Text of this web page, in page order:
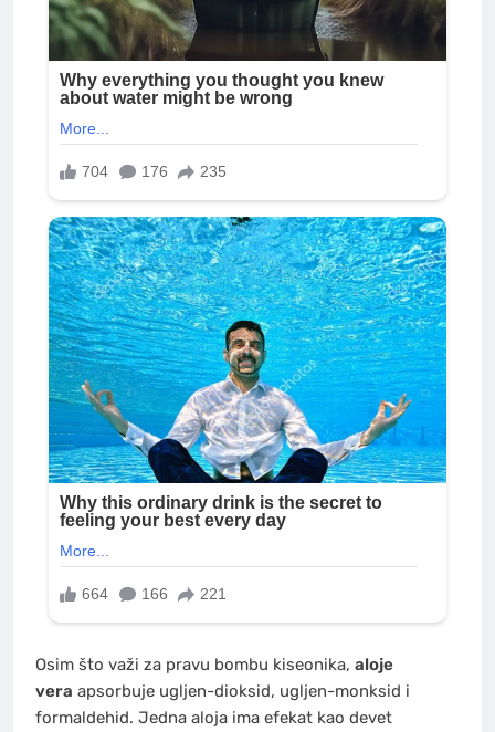
Osim što važi za pravu bombu kiseonika, aloje
vera apsorbuje ugljen-dioksid, ugljen-monksid i
formaldehid. Jedna aloja ima efekat kao devet